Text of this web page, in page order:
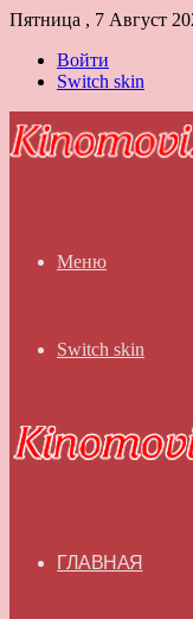
Пятница , 7 Август
Войти
Switch skin
Меню
Switch skin
ГЛАВНАЯ